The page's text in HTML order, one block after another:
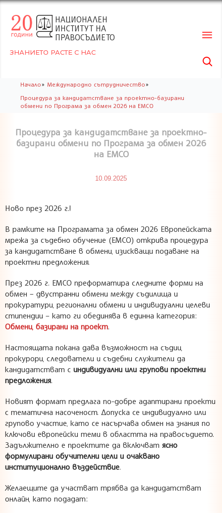
НАЦИОНАЛЕН
ИНСТИТУТ НА
ПРАВОСЪДИЕТО
ЗНАНИЕТО РАСТЕ С НАС

Начало» Международно сътрудничество»
Процедура за кандидатстване за проектно-базирани
обмени по Програма за обмен 2026 на ЕМСО
Процедура за кандидатстване за проектно-
базирани обмени по Програма за обмен 2026
на ЕМСО
10.09.2025
Ново през 2026 г.!
В рамките на Програмата за обмен 2026 Европейската
мрежа за съдебно обучение (ЕМСО) открива процедура
за кандидатстване в обмени, изискващи подаване на
проектни предложения.
През 2026 г. ЕМСО преформатира следните форми на
обмен – двустранни обмени между съдилища и
прокуратури, регионални обмени и индивидуални целеви
стипендии – като ги обединява в единна категория:
Обмени, базирани на проект.
Настоящата покана дава възможност на съдии,
прокурори, следователи и съдебни служители да
кандидатстват с индивидуални или групови проектни
предложения.
Новият формат предлага по-добре адаптирани проекти
с тематична насоченост. Допуска се индивидуално или
групово участие, като се насърчава обмен на знания по
ключови европейски теми в областта на правосъдието.
Задължително е проектите да включват ясно
формулирани обучителни цели и очаквано
институционално въздействие.
Желаещите да участват трябва да кандидатстват
онлайн, като подадат: